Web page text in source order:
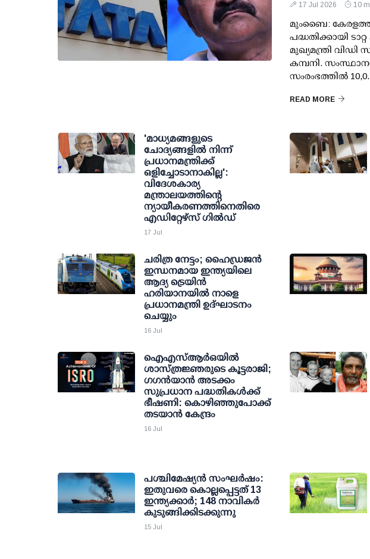
17 Jul 2026 10
മുംബൈ:
പദ്ധതിക്കായി
മുഖ്യമന്ത്രി
കമ്പനി.
സംരംഭത്തില്‍
READ MORE
'മാധ്യമങ്ങളുടെ
ചോദ്യങ്ങളില്‍ നിന്ന്
പ്രധാനമന്ത്രിക്ക്
ഒളിച്ചോടാനാകില്ല':
വിദേശകാര്യ
മന്ത്രാലയത്തിന്റെ
ന്യായീകരണത്തിനെതിരെ
എഡിറ്റേഴ്‌സ് ഗില്‍ഡ്
17 Jul
ചരിത്ര നേട്ടം; ഹൈഡ്രജന്‍
ഇന്ധനമായ ഇന്ത്യയിലെ
ആദ്യ ട്രെയിന്‍
ഹരിയാനയില്‍ നാളെ
പ്രധാനമന്ത്രി ഉദ്ഘാടനം
ചെയ്യും
16 Jul
ഐഎസ്ആര്‍ഒയില്‍
ശാസ്ത്രജ്ഞരുടെ കൂട്ടരാജി;
ഗഗന്‍യാന്‍ അടക്കം
സുപ്രധാന പദ്ധതികള്‍ക്ക്
ഭീഷണി: കൊഴിഞ്ഞുപോക്ക്
തടയാന്‍ കേന്ദ്രം
16 Jul
പശ്ചിമേഷ്യന്‍ സംഘര്‍ഷം:
ഇതുവരെ കൊല്ലപ്പെട്ടത് 13
ഇന്ത്യക്കാര്‍; 148 നാവികര്‍
കുടുങ്ങിക്കിടക്കുന്നു
15 Jul